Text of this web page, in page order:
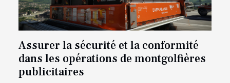
Assurer la sécurité et la conformité
dans les opérations de montgolfières
publicitaires